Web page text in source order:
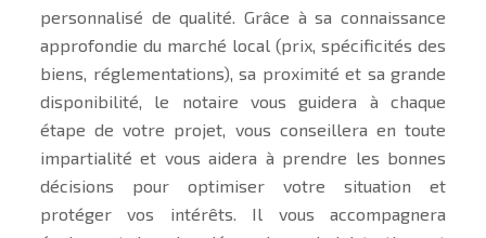
personnalisé de qualité. Grâce à sa connaissance
approfondie du marché local (prix, spécificités des
biens, réglementations), sa proximité et sa grande
disponibilité, le notaire vous guidera à chaque
étape de votre projet, vous conseillera en toute
impartialité et vous aidera à prendre les bonnes
décisions pour optimiser votre situation et
protéger vos intérêts. Il vous accompagnera